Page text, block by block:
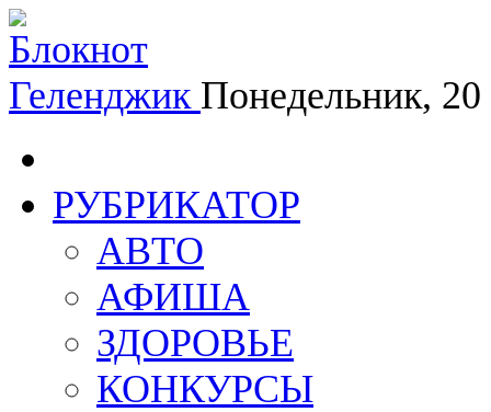
Геленджик Понедельник,
РУБРИКАТОР
АВТО
АФИША
ЗДОРОВЬЕ
КОНКУРСЫ